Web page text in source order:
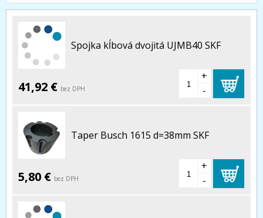
Spojka kĺbová dvojitá UJMB40 SKF
41,92 € bez DPH
+
-
Taper Busch 1615 d=38mm SKF
5,80 € bez DPH
+
-